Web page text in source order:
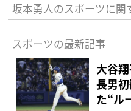
坂本勇人のスポーツに関
スポーツの最新記事
大谷
長男
た“ル